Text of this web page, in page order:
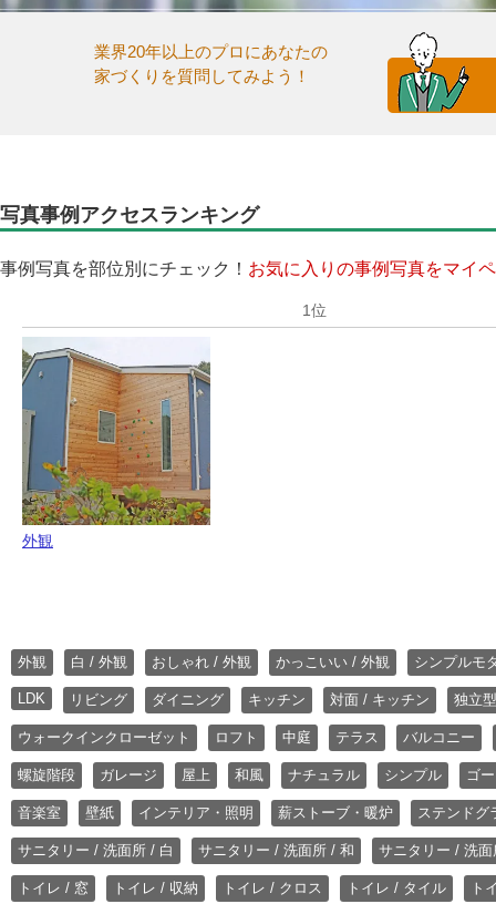
業界20年以上のプロにあなたの
家づくりを質問してみよう！
写真事例アクセスランキング
事例写真を部位別にチェック！ お気に入りの事例写真をマイ
外観
外観 白 / 外観 おしゃれ / 外観 かっこいい / 外観 シンプルモ
LDK リビング ダイニング キッチン 対面 / キッチン 独立
ウォークインクローゼット ロフト 中庭 テラス バルコニー
螺旋階段 ガレージ 屋上 和風 ナチュラル シンプル ゴ
音楽室 壁紙 インテリア・照明 薪ストーブ・暖炉 ステンドグ
サニタリー / 洗面所 / 白 サニタリー / 洗面所 / 和 サニタリー / 洗
トイレ / 窓 トイレ / 収納 トイレ / クロス トイレ / タイル ト